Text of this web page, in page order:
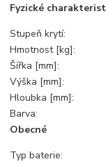
Fyzické
Stupeň krytí:
Hmotnost [kg]:
Šířka [mm]:
Výška [mm]:
Hloubka [mm]:
Barva:
Obecné
Typ baterie: